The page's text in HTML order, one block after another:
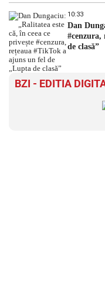
10:33
Dan
de clasă”
BZI - EDITIA